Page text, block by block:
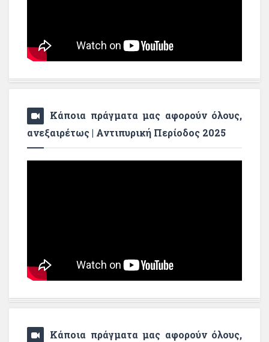
Κάποια πράγματα μας αφορούν όλους,
ανεξαιρέτως | Αντιπυρική Περίοδος 2025
Κάποια πράγματα μας αφορούν όλους,